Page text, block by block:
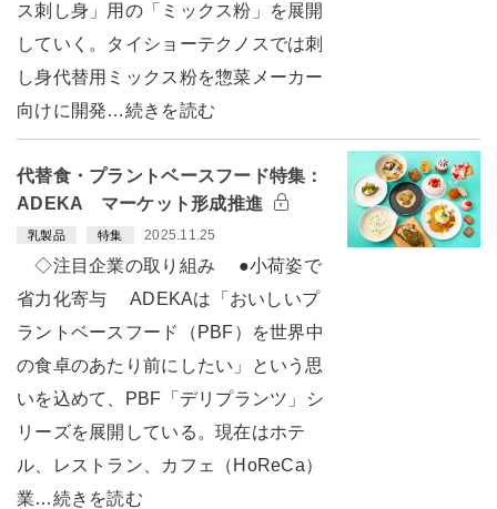
ス刺し身」用の「ミックス粉」を展開
していく。タイショーテクノスでは刺
し身代替用ミックス粉を惣菜メーカー
向けに開発…続きを読む
代替食・プラントベースフード特集：
ADEKA マーケット形成推進
乳製品 特集 2025.11.25
◇注目企業の取り組み ●小荷姿で
省力化寄与 ADEKAは「おいしいプ
ラントベースフード（PBF）を世界中
の食卓のあたり前にしたい」という思
いを込めて、PBF「デリプランツ」シ
リーズを展開している。現在はホテ
ル、レストラン、カフェ（HoReCa）
業…続きを読む